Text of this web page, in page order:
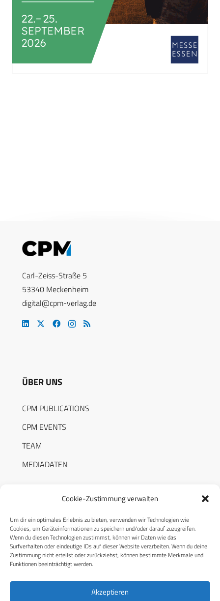
Cookie-Zustimmung verwalten
Um dir ein optimales Erlebnis zu bieten, verwenden wir Technologien wie
Cookies, um Geräteinformationen zu speichern und/oder darauf zuzugreifen.
Wenn du diesen Technologien zustimmst, können wir Daten wie das
Surfverhalten oder eindeutige IDs auf dieser Website verarbeiten. Wenn du deine
Zustimmung nicht erteilst oder zurückziehst, können bestimmte Merkmale und
Funktionen beeinträchtigt werden.
Akzeptieren
Carl-Zeiss-Straße 5
53340 Meckenheim
digital@cpm-verlag.de
ÜBER UNS
CPM PUBLICATIONS
CPM EVENTS
TEAM
MEDIADATEN
RECHTLICHES
Datenschutzerklärung
Cookie-Richtlinie (EU)